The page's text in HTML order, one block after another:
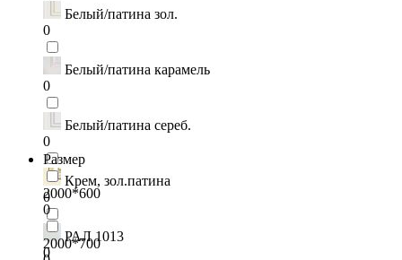
Белый/патина зол.
0
Белый/патина карамель
0
Белый/патина сереб.
0
Крем, зол.патина
0
РАЛ 1013
0
Размер
2000*600
0
2000*700